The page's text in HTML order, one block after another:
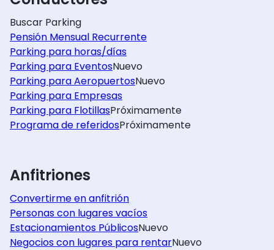
Buscar Parking
Pensión Mensual Recurrente
Parking para horas/días
Parking para EventosNuevo
Parking para AeropuertosNuevo
Parking para Empresas
Parking para FlotillasPróximamente
Programa de referidosPróximamente
Anfitriones
Convertirme en anfitrión
Personas con lugares vacíos
Estacionamientos PúblicosNuevo
Negocios con lugares para rentarNuevo